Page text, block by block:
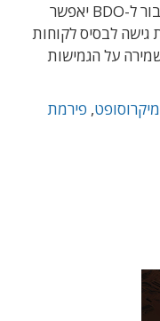
מנכ"ל פרו-ויזן, יעקב טרגנו, ציין כי החיבור ל-BDO יאפשר
לבסיס לקוחות
על הגמישות
מיקרוסופט, פירמת